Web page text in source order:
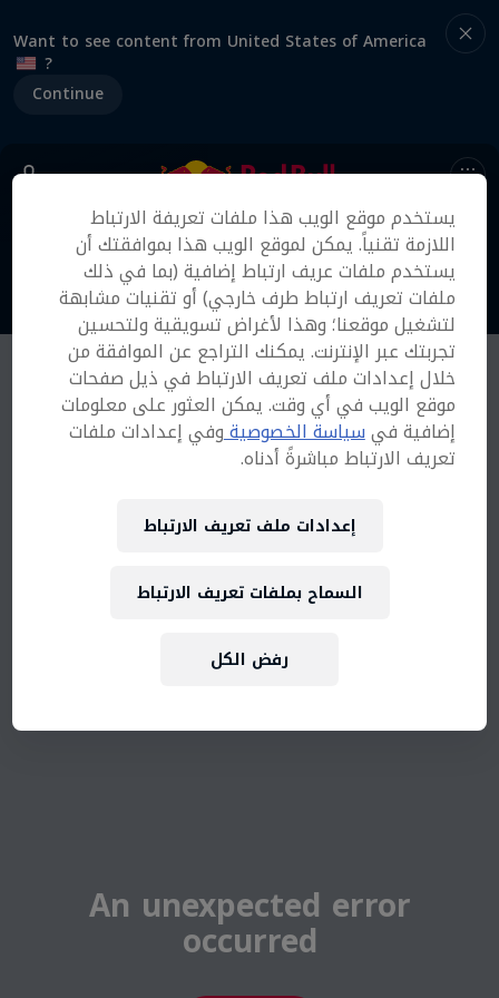
Want to see content from United States of America
?
Continue
An unexpected error
occurred
يستخدم موقع الويب هذا ملفات تعريفة الارتباط
اللازمة تقنياً. يمكن لموقع الويب هذا بموافقتك أن
يستخدم ملفات عريف ارتباط إضافية (بما في ذلك
ملفات تعريف ارتباط طرف خارجي) أو تقنيات مشابهة
لتشغيل موقعنا؛ وهذا لأغراض تسويقية ولتحسين
تجربتك عبر الإنترنت. يمكنك التراجع عن الموافقة من
خلال إعدادات ملف تعريف الارتباط في ذيل صفحات
موقع الويب في أي وقت. يمكن العثور على معلومات
إضافية فيسياسة الخصوصيةوفي إعدادات ملفات
تعريف الارتباط مباشرةً أدناه.
إعدادات ملف تعريف الارتباط
رفض الكل
السماح بملفات تعريف الارتباط